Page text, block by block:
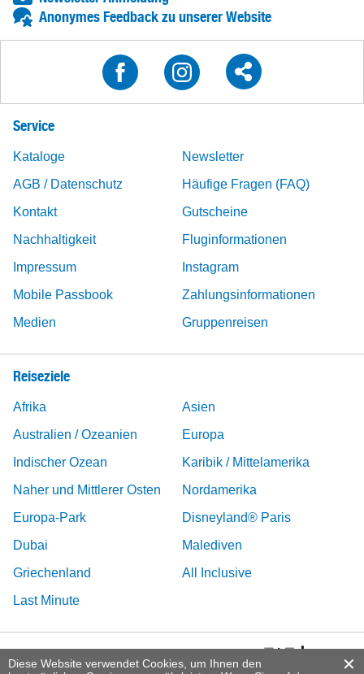
Diese Website verwendet Cookies, um Ihnen den
Anonymes Feedback zu unserer Website
Service
Kataloge
Newsletter
AGB / Datenschutz
Häufige Fragen (FAQ)
Kontakt
Gutscheine
Nachhaltigkeit
Fluginformationen
Impressum
Instagram
Mobile Passbook
Zahlungsinformationen
Medien
Gruppenreisen
Reiseziele
Afrika
Asien
Australien / Ozeanien
Europa
Indischer Ozean
Karibik / Mittelamerika
Naher und Mittlerer Osten
Nordamerika
Europa-Park
Disneyland® Paris
Dubai
Malediven
Griechenland
All Inclusive
Last Minute